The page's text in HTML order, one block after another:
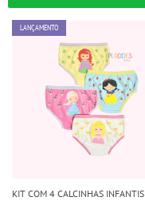
LANÇAMENTO
KIT COM 4 CALCINHAS INFANTIS